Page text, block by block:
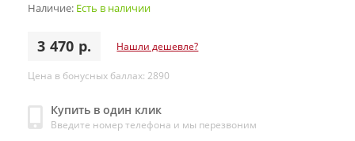
Наличие: Есть в наличии
3 470 р. Нашли дешевле?
Цена в бонусных баллах: 2890
Купить в один клик
Введите номер телефона и мы перезвоним